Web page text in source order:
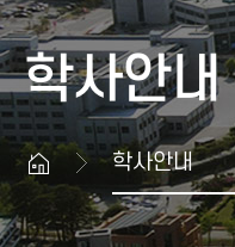
학사안내
학사안내